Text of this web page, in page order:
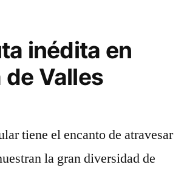
Sierra
Norte
inédita en
de Valles
tiene el encanto de atravesar
la gran diversidad de